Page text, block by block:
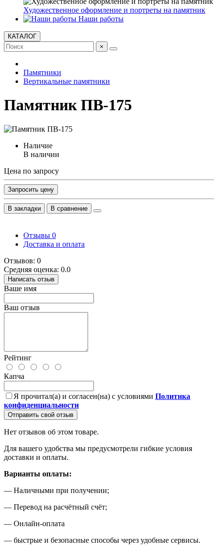
Художественное оформление и портреты на памятник
Наши работы
КАТАЛОГ
×
Памятники
Вертикальные памятники
Памятник ПВ-175
Наличие
В наличии
Цена по запросу
Запросить цену
В закладки В сравнение
Отзывы 0
Доставка и оплата
Отзывов: 0
Средняя оценка: 0.0
Написать отзыв
Ваше имя
Ваш отзыв
Рейтинг
Капча
Я прочитал(а) и согласен(на) с условиями Политика
конфиденциальности
Отправить свой отзыв
Нет отзывов об этом товаре.
Для вашего удобства мы предусмотрели гибкие условия
доставки и оплаты.
Варианты оплаты:
— Наличными при получении;
— Перевод на расчётный счёт;
— Онлайн-оплата
— быстрые и безопасные способы через удобные сервисы.